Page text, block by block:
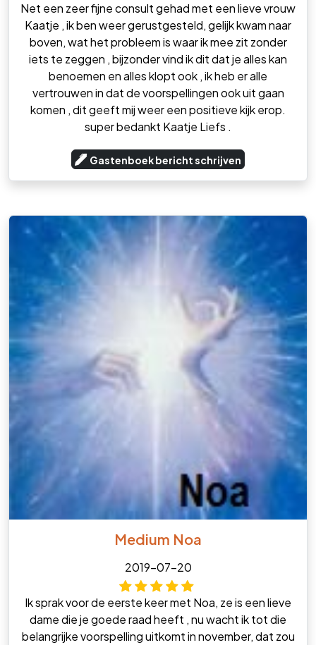
Net een zeer fijne consult gehad met een lieve vrouw
Kaatje , ik ben weer gerustgesteld, gelijk kwam naar
boven, wat het probleem is waar ik mee zit zonder
iets te zeggen , bijzonder vind ik dit dat je alles kan
benoemen en alles klopt ook , ik heb er alle
vertrouwen in dat de voorspellingen ook uit gaan
komen , dit geeft mij weer een positieve kijk erop.
super bedankt Kaatje Liefs .
Gastenboek bericht schrijven
Medium Noa
2019-07-20
Ik sprak voor de eerste keer met Noa, ze is een lieve
dame die je goede raad heeft , nu wacht ik tot die
belangrijke voorspelling uitkomt in november, dat zou